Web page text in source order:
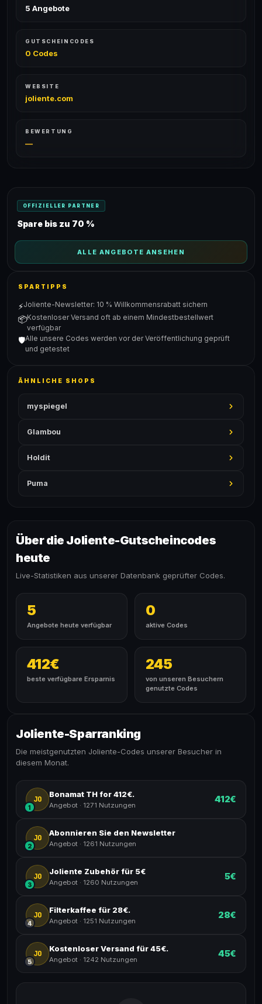
5 Angebote
GUTSCHEINCODES
0 Codes
WEBSITE
joliente.com
BEWERTUNG
—
OFFIZIELLER PARTNER
Spare bis zu 70 %
ALLE ANGEBOTE ANSEHEN
SPARTIPPS
⚡Joliente-Newsletter: 10 % Willkommensrabatt sichern
📦Kostenloser Versand oft ab einem Mindestbestellwert
verfügbar
🛡️Alle unsere Codes werden vor der Veröffentlichung geprüft
und getestet
ÄHNLICHE SHOPS
myspiegel
Glambou
Holdit
Puma
Über die Joliente-Gutscheincodes
heute
Live-Statistiken aus unserer Datenbank geprüfter Codes.
5
Angebote heute verfügbar
0
aktive Codes
412€
beste verfügbare Ersparnis
245
von unseren Besuchern
genutzte Codes
Joliente-Sparranking
Die meistgenutzten Joliente-Codes unserer Besucher in
diesem Monat.
JO
1
Bonamat TH for 412€.
Angebot · 1271 Nutzungen
412€
JO
2
Abonnieren Sie den Newsletter
Angebot · 1261 Nutzungen
JO
3
Joliente Zubehör für 5€
Angebot · 1260 Nutzungen
5€
JO
4
Filterkaffee für 28€.
Angebot · 1251 Nutzungen
28€
JO
5
Kostenloser Versand für 45€.
Angebot · 1242 Nutzungen
45€